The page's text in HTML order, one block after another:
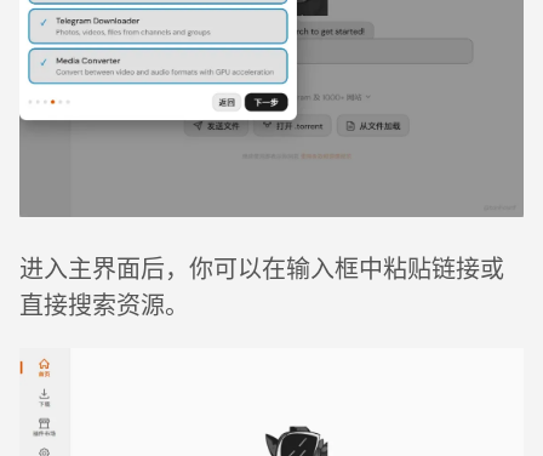
进入主界面后，你可以在输入框中粘贴链接或
直接搜索资源。